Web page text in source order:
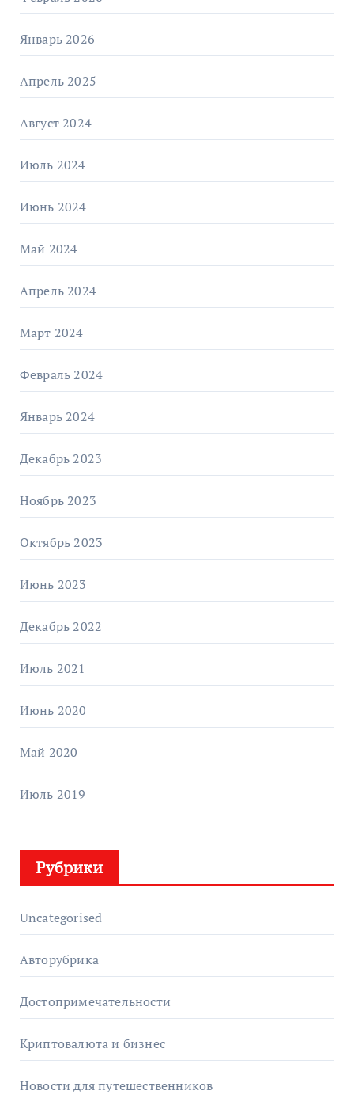
Январь 2026
Апрель 2025
Август 2024
Июль 2024
Июнь 2024
Май 2024
Апрель 2024
Март 2024
Февраль 2024
Январь 2024
Декабрь 2023
Ноябрь 2023
Октябрь 2023
Июнь 2023
Декабрь 2022
Июль 2021
Июнь 2020
Май 2020
Июль 2019
Рубрики
Uncategorised
Авторубрика
Достопримечательности
Криптовалюта и бизнес
Новости для путешественников